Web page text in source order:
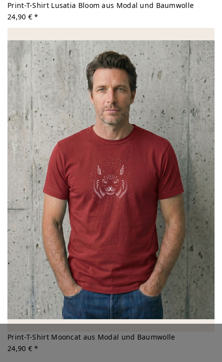
Print-T-Shirt Lusatia Bloom aus Modal und Baumwolle
24,90 € *
Print-T-Shirt Mooncat aus Modal und Baumwolle
24,90 € *